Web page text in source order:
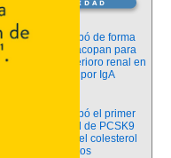
Novedades
La FDA aprobó de forma
definitiva iptacopan para
frenar el deterioro renal en
la nefropatía por IgA
La FDA aprobó el primer
inhibidor oral de PCSK9
para reducir el colesterol
LDL en adultos